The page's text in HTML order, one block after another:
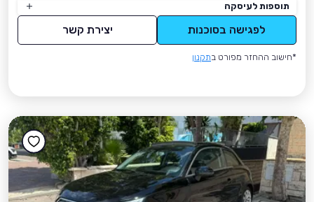
תוספות לעיסקה
לפגישה בסוכנות יצירת קשר
*חישוב ההחזר מפורט בתקנון